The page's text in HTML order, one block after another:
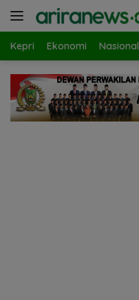
Kepri Ekonomi Nasional